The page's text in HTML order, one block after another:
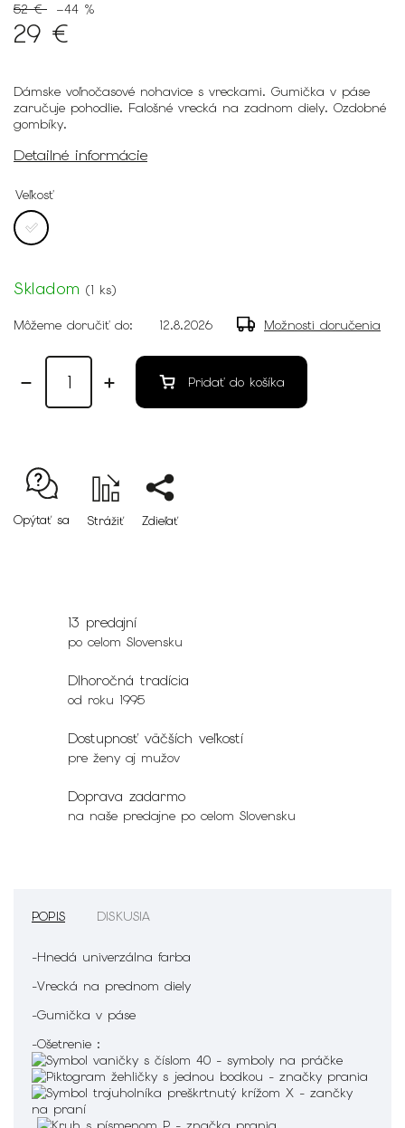
52 € –44 %
29 €
Dámske voľnočasové nohavice s vreckami. Gumička v páse
zaručuje pohodlie. Falošné vrecká na zadnom diely. Ozdobné
gombíky.
Detailné informácie
Veľkosť
Skladom (1 ks)
Môžeme doručiť do: 12.8.2026 Možnosti doručenia
Pridať do košíka
Opýtať sa Strážiť Zdieľať
13 predajní
po celom Slovensku
Dlhoročná tradícia
od roku 1995
Dostupnosť väčších veľkostí
pre ženy aj mužov
Doprava zadarmo
na naše predajne po celom Slovensku
POPIS DISKUSIA
-Hnedá univerzálna farba
-Vrecká na prednom diely
-Gumička v páse
-Ošetrenie :